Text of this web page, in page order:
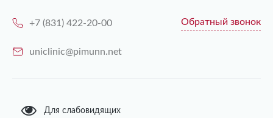
+7 (831) 422-20-00 Обратный звонок
uniclinic@pimunn.net
Для слабовидящих